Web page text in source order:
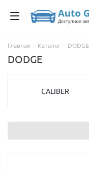
Главная - Каталог - DODGE
DODGE
CALIBER